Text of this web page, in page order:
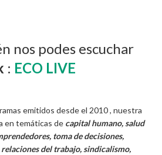
nos podes escuchar
: ECO LIVE
emitidos desde el 2010 , nuestra
en temáticas de capital humano, salud
toma de decisiones,
del trabajo, sindicalismo,